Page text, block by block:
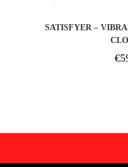
SATISFYER –
€